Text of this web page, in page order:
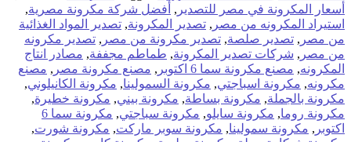
أسعار المكرونة في مصر للتصدير , أفضل شركة مكرونة مصرية,
استيراد المكرونه من مصر , تصدير المكرونة, تصدير المواد الغذائية
من مصر , تصدير صلصة, تصدير مكرونة من مصر , تصدير مكرونه
من مصر , شركات تصدير المكرونة, طماطم مجففة, مصادر انتاج
المكرونه, مصنع مكرونة سما 6 اكتوبر , مصنع مكرونة مصر , مصنع
مكرونه, مكرونة اسباجتي, مكرونة السمولينا, مكرونة الكانيلوني,
مكرونة بالجملة, مكرونة بساطة, مكرونة بيني, مكرونة خطيرة,
مكرونة روما, مكرونة سايلو, مكرونة سباجتي,
مكرونة سما 6
اكتوبر , مكرونة سمولينا, مكرونة سوبر ماركت, مكرونة شورت,